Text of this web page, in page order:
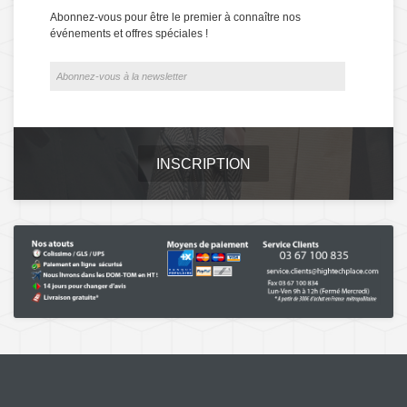
Abonnez-vous pour être le premier à connaître nos
événements et offres spéciales !
INSCRIPTION